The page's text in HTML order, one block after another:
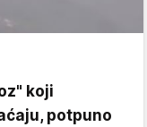
koji
potpuno